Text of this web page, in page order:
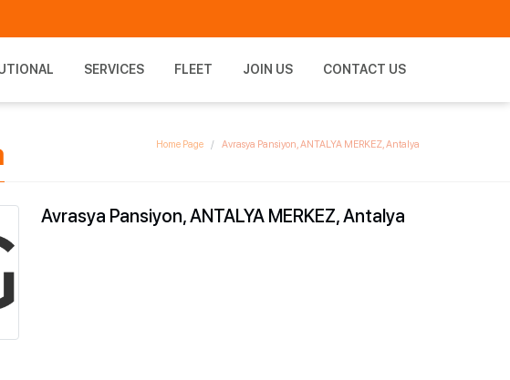
SERVICES FLEET JOIN US CONTACT US
Home Page Avrasya Pansiyon, ANTALYA MERKEZ, Antalya
Avrasya Pansiyon, ANTALYA MERKEZ, Antalya